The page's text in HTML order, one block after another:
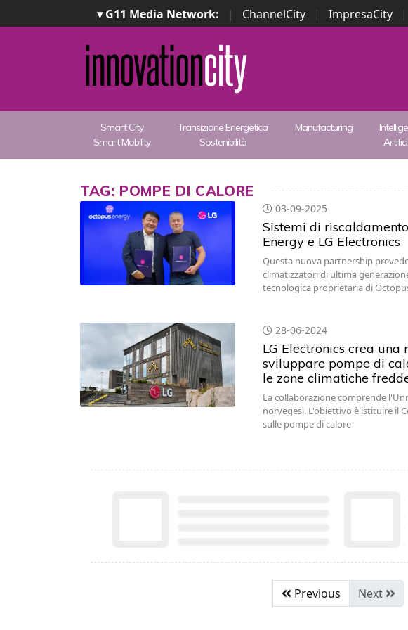
▾ G11 Media Network: | ChannelCity | ImpresaCity |
Smart City
Smart Mobility
Transizione Energetica
Sostenibilità
Manufacturing
TAG: POMPE DI CALORE
03-09-2025
Sistemi di
Energy e LG Electronics
Questa nuova partnership
climatizzatori di ultima
tecnologica proprietaria di
28-06-2024
LG Electronics crea
sviluppare pompe di
le zone climatiche
La collaborazione comprende
norvegesi. L'obiettivo è istituire il
sulle pompe di calore
Previous Next